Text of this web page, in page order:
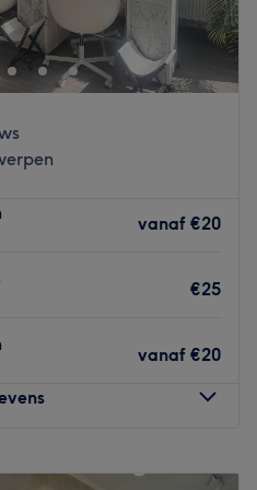
Tijdens de
relaxte sfeer, zodat je
verlaat.
vanaf €20
€25
vanaf €20